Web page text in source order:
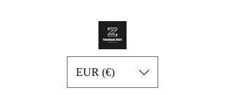
EUR (€)